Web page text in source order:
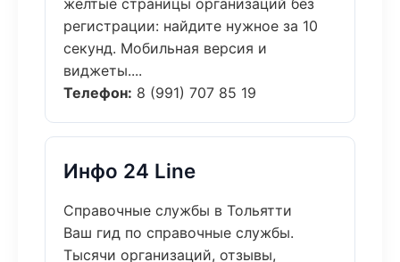
желтые страницы организаций без
регистрации: найдите нужное за 10
секунд. Мобильная версия и
виджеты....
Телефон: 8 (991) 707 85 19
Инфо 24 Line
Справочные службы в Тольятти
Ваш гид по справочные службы.
Тысячи организаций, отзывы,